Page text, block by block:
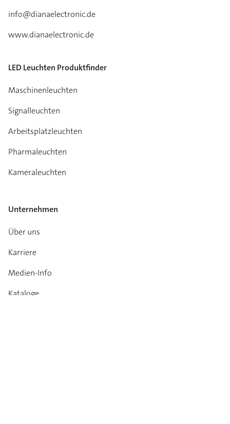
info@dianaelectronic.de
www.dianaelectronic.de
LED Leuchten Produktfinder
Maschinenleuchten
Signalleuchten
Arbeitsplatzleuchten
Pharmaleuchten
Kameraleuchten
Unternehmen
Über uns
Karriere
Medien-Info
Kataloge